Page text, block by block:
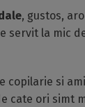
, gustos,
servit la mic
copilarie si
cate ori simt